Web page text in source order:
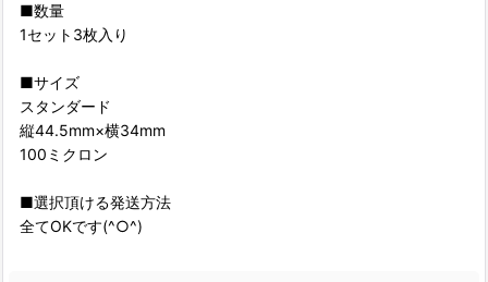
■数量
1セット3枚入り
■サイズ
スタンダード
縦44.5mm×横34mm
100ミクロン
■選択頂ける発送方法
全てOKです(^○^)